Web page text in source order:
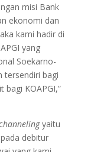
misi Bank
ekonomi dan
kami hadir di
yang
Soekarno-
tersendiri bagi
bagi KOAPGI,”
hannelingyaitu
debitur